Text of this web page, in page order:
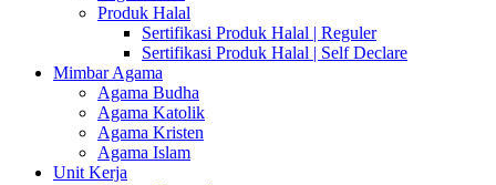
Produk Halal
Sertifikasi Produk Halal | Reguler
Sertifikasi Produk Halal | Self Declare
Mimbar Agama
Agama Budha
Agama Katolik
Agama Kristen
Agama Islam
Unit Kerja